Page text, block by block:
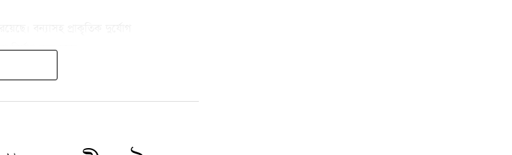
করা হচ্ছে।
এসেছে। প্রধানমন্ত্রী নিজ হাতে